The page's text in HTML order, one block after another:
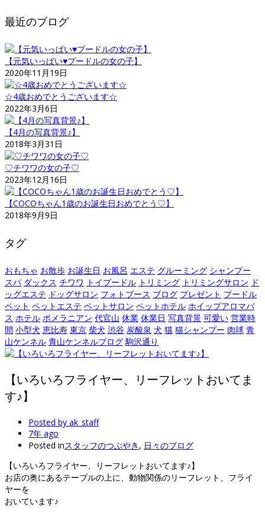
最近のブログ
【元気いっぱい♥プードルの女の子】
2020年11月19日
☆4歳おめでとうございます☆
2022年3月6日
【4月の写真背景♪】
2018年3月31日
♡チワワの女の子♡
2023年12月16日
【COCOちゃん1歳のお誕生日おめでとう♡】
2018年9月9日
タグ
おもちゃ お散歩 お誕生日 お風呂 エステ グルーミング シャンプー
スパ ダックス チワワ トイプードル トリミング トリミングサロン ド
ッグエステ ドッグサロン フォトブース ブログ プレゼント プードル
ペット ペットエステ ペットサロン ペットホテル ホイップアロマバ
ス ホテル ポメラニアン 代官山 休業 休業日 写真背景 可愛い 営業時
間 小型犬 恵比寿 東京 柴犬 渋谷 炭酸泉 犬 猫 猫シャンプー 肉球 青
山ケンネル 青山ケンネルブログ 駒沢通り
【いろいろフライヤー、リーフレットおいてま
す♪】
Posted by ak_staff
7年 ago
Posted inスタッフのつぶやき , 日々のブログ
【いろいろフライヤー、リーフレットおいてます♪】
お店の奥にあるテーブルの上に、動物関係のリーフレット、フライ
ヤーを
おいています♪